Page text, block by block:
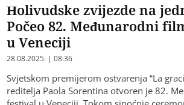
Holivudske zvijezde na
Počeo 82. Međunarodni
u Veneciji
28.08.2025. | 08:36
Svjetskom premijerom ostvarenja “La
reditelja Paola Sorentina otvoren je 82.